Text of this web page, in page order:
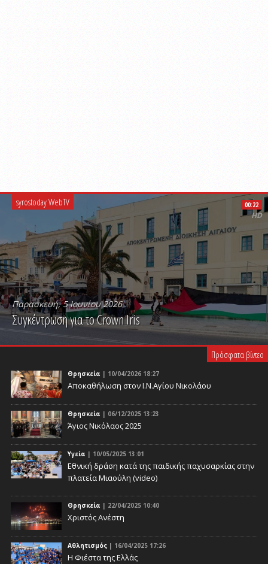
syrostoday WebTV
Παρασκευή, 5 Ιουνίου 2026
Συγκέντρωση για το Crown Iris
PLAY VIDEO
00:22
HD
Πρόσφατα βίντεο
Θρησκεία | 10/04/2026 18:27
Αποκαθήλωση στον Ι.Ν.Αγίου Νικολάου
Θρησκεία | 06/12/2025 13:23
Άγιος Νικόλαος 2025
Υγεία | 10/05/2025 13:01
Eθνική δράση κατά της παιδικής παχυσαρκίας στην
πλατεία Μιαούλη (video)
Θρησκεία | 22/04/2025 10:40
Χριστός Ανέστη
Αθλητισμός | 16/04/2025 17:26
Η Φιέστα της Ελλάς